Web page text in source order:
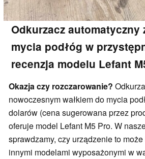
Odkurzacz automatyczny
mycia podłóg w
recenzja modelu Lefant
Okazja czy rozczarowanie?
nowoczesnym wałkiem do mycia
dolarów (cena sugerowana przez
oferuje model Lefant M5 Pro. W
sprawdzamy, czy urządzenie to
innymi modelami wyposażonymi w